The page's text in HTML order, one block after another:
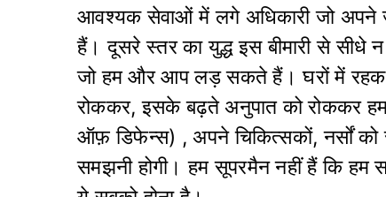
आवश्यक सेवाओं में लगे अधिकारी जो अपने
हैं। दूसरे स्तर का युद्ध इस बीमारी से
जो हम और आप लड़ सकते हैं। घरों में
रोककर, इसके बढ़ते अनुपात को रोककर
ऑफ़ डिफेन्स) , अपने चिकित्सकों, नर्सों को
समझनी होगी। हम सूपरमैन नहीं हैं कि हम